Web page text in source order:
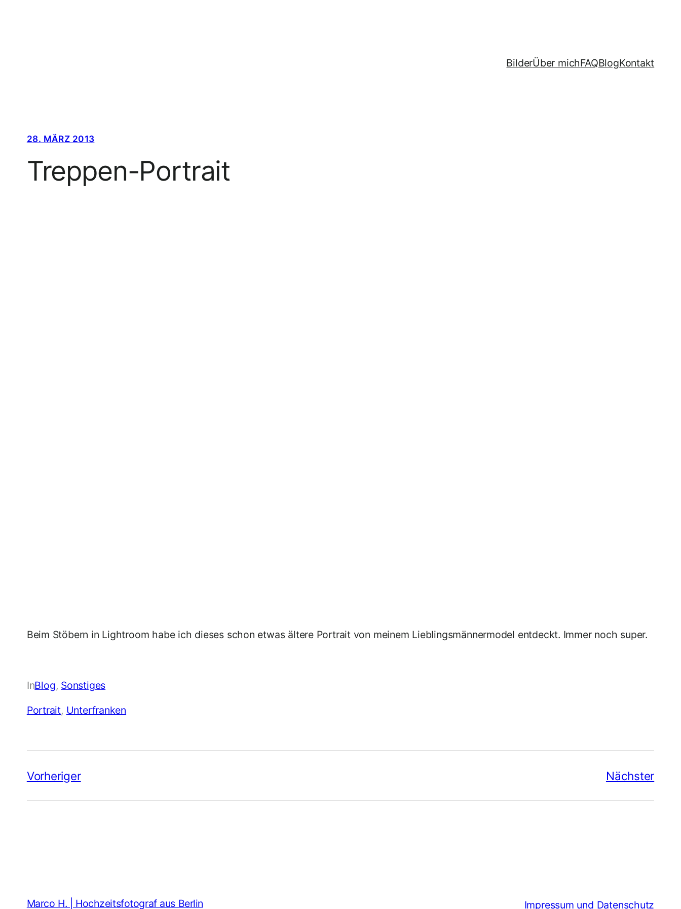
BilderÜber michFAQBlogKontakt
28. MÄRZ 2013
Treppen-Portrait
Beim Stöbern in Lightroom habe ich dieses schon etwas ältere Portrait von meinem Lieblingsmännermodel entdeckt. Immer noch super.
InBlog, Sonstiges
Portrait, Unterfranken
Vorheriger Nächster
Marco H. | Hochzeitsfotograf aus Berlin Impressum und Datenschutz